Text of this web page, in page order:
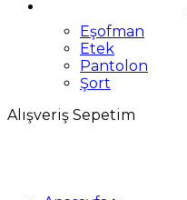
Eşofman
Etek
Pantolon
Şort
Alışveriş Sepetim